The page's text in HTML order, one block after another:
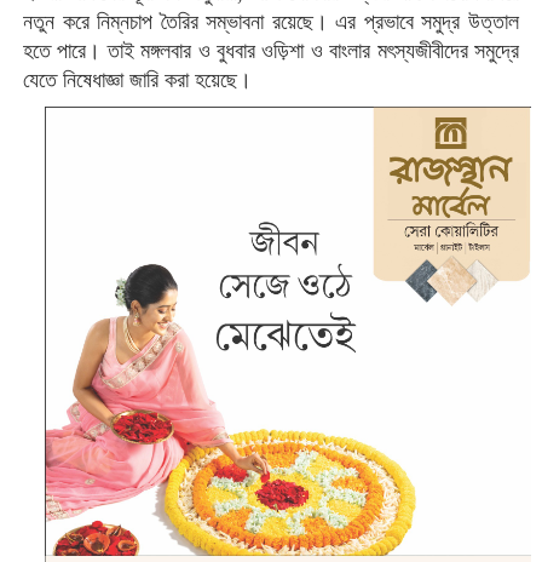
নতুন করে নিম্নচাপ তৈরির সম্ভাবনা রয়েছে। এর প্রভাবে সমুদ্র উত্তাল
হতে পারে। তাই মঙ্গলবার ও বুধবার ওড়িশা ও বাংলার মৎস্যজীবীদের সমুদ্রে
যেতে নিষেধাজ্ঞা জারি করা হয়েছে।